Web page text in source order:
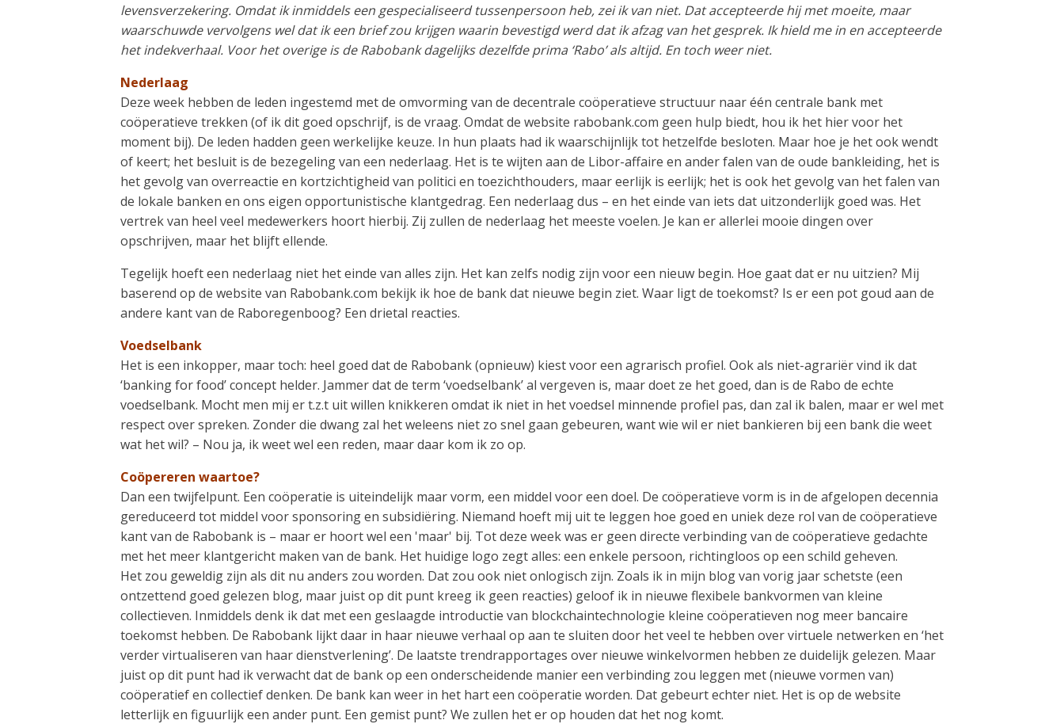
levensverzekering. Omdat ik inmiddels een gespecialiseerd tussenpersoon heb, zei ik van niet. Dat accepteerde hij met moeite, maar
waarschuwde vervolgens wel dat ik een brief zou krijgen waarin bevestigd werd dat ik afzag van het gesprek. Ik hield me in en accepteerde
het indekverhaal. Voor het overige is de Rabobank dagelijks dezelfde prima ‘Rabo’ als altijd. En toch weer niet.
Nederlaag
Deze week hebben de leden ingestemd met de omvorming van de decentrale coöperatieve structuur naar één centrale bank met
coöperatieve trekken (of ik dit goed opschrijf, is de vraag. Omdat de website rabobank.com geen hulp biedt, hou ik het hier voor het
moment bij). De leden hadden geen werkelijke keuze. In hun plaats had ik waarschijnlijk tot hetzelfde besloten. Maar hoe je het ook wendt
of keert; het besluit is de bezegeling van een nederlaag. Het is te wijten aan de Libor-affaire en ander falen van de oude bankleiding, het is
het gevolg van overreactie en kortzichtigheid van politici en toezichthouders, maar eerlijk is eerlijk; het is ook het gevolg van het falen van
de lokale banken en ons eigen opportunistische klantgedrag. Een nederlaag dus – en het einde van iets dat uitzonderlijk goed was. Het
vertrek van heel veel medewerkers hoort hierbij. Zij zullen de nederlaag het meeste voelen. Je kan er allerlei mooie dingen over
opschrijven, maar het blijft ellende.
Tegelijk hoeft een nederlaag niet het einde van alles zijn. Het kan zelfs nodig zijn voor een nieuw begin. Hoe gaat dat er nu uitzien? Mij
baserend op de website van Rabobank.com bekijk ik hoe de bank dat nieuwe begin ziet. Waar ligt de toekomst? Is er een pot goud aan de
andere kant van de Raboregenboog? Een drietal reacties.
Voedselbank
Het is een inkopper, maar toch: heel goed dat de Rabobank (opnieuw) kiest voor een agrarisch profiel. Ook als niet-agrariër vind ik dat
‘banking for food’ concept helder. Jammer dat de term ‘voedselbank’ al vergeven is, maar doet ze het goed, dan is de Rabo de echte
voedselbank. Mocht men mij er t.z.t uit willen knikkeren omdat ik niet in het voedsel minnende profiel pas, dan zal ik balen, maar er wel met
respect over spreken. Zonder die dwang zal het weleens niet zo snel gaan gebeuren, want wie wil er niet bankieren bij een bank die weet
wat het wil? – Nou ja, ik weet wel een reden, maar daar kom ik zo op.
Coöpereren waartoe?
Dan een twijfelpunt. Een coöperatie is uiteindelijk maar vorm, een middel voor een doel. De coöperatieve vorm is in de afgelopen decennia
gereduceerd tot middel voor sponsoring en subsidiëring. Niemand hoeft mij uit te leggen hoe goed en uniek deze rol van de coöperatieve
kant van de Rabobank is – maar er hoort wel een 'maar' bij. Tot deze week was er geen directe verbinding van de coöperatieve gedachte
met het meer klantgericht maken van de bank. Het huidige logo zegt alles: een enkele persoon, richtingloos op een schild geheven.
Het zou geweldig zijn als dit nu anders zou worden. Dat zou ook niet onlogisch zijn. Zoals ik in mijn blog van vorig jaar schetste (een
ontzettend goed gelezen blog, maar juist op dit punt kreeg ik geen reacties) geloof ik in nieuwe flexibele bankvormen van kleine
collectieven. Inmiddels denk ik dat met een geslaagde introductie van blockchaintechnologie kleine coöperatieven nog meer bancaire
toekomst hebben. De Rabobank lijkt daar in haar nieuwe verhaal op aan te sluiten door het veel te hebben over virtuele netwerken en ‘het
verder virtualiseren van haar dienstverlening’. De laatste trendrapportages over nieuwe winkelvormen hebben ze duidelijk gelezen. Maar
juist op dit punt had ik verwacht dat de bank op een onderscheidende manier een verbinding zou leggen met (nieuwe vormen van)
coöperatief en collectief denken. De bank kan weer in het hart een coöperatie worden. Dat gebeurt echter niet. Het is op de website
letterlijk en figuurlijk een ander punt. Een gemist punt? We zullen het er op houden dat het nog komt.